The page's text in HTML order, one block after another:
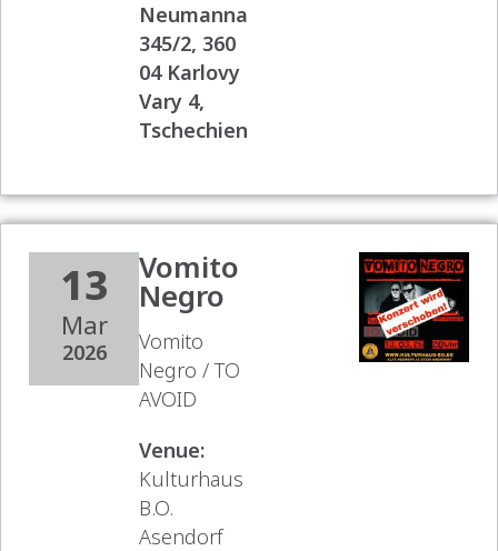
Neumanna
345/2, 360
04 Karlovy
Vary 4,
Tschechien
13
Mar
2026
Vomito
Negro
Vomito
Negro / TO
AVOID
Venue:
Kulturhaus
B.O.
Asendorf